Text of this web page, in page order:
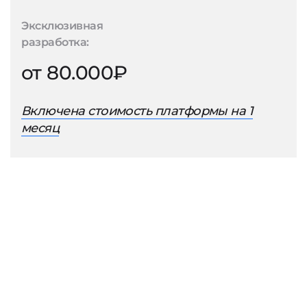
Эксклюзивная
разработка:
от 80.000₽
Включена стоимость платформы на 1
месяц